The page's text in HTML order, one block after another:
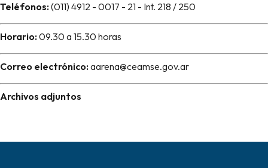
Teléfonos:(011) 4912 - 0017 - 21 - Int. 218 / 250
Horario:09.30 a 15.30 horas
Correo electrónico:aarena@ceamse.gov.ar
Archivos adjuntos